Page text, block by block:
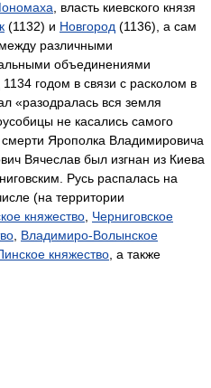
, власть киевского князя
(1132) и Новгород (1136), а сам
различными
объединениями
годом в связи с расколом в
«разодралась вся земля
не касались самого
Ярополка Владимировича
Вячеслав был изгнан из Киева
Русь распалась на
(на территории
княжество Черниговское
Владимиро-Волынское
княжество , а также